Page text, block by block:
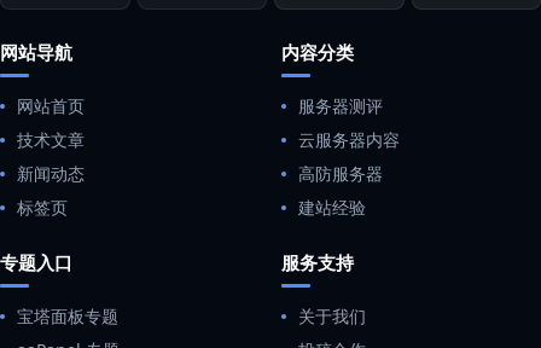
网站导航
网站首页
技术文章
新闻动态
标签页
内容分类
服务器测评
云服务器内容
高防服务器
建站经验
专题入口
宝塔面板专题
服务支持
关于我们